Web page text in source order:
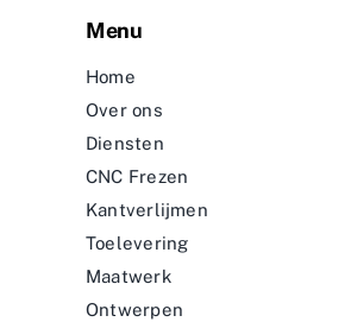
Menu
Home
Over ons
Diensten
CNC Frezen
Kantverlijmen
Toelevering
Maatwerk
Ontwerpen